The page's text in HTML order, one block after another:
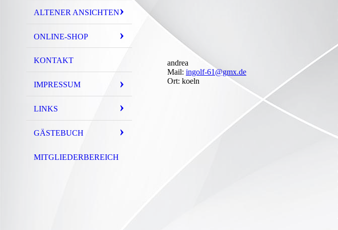
ALTENER ANSICHTEN
ONLINE-SHOP
KONTAKT
IMPRESSUM
LINKS
GÄSTEBUCH
MITGLIEDERBEREICH
andrea
Mail: ingolf-61@gmx.de
Ort: koeln